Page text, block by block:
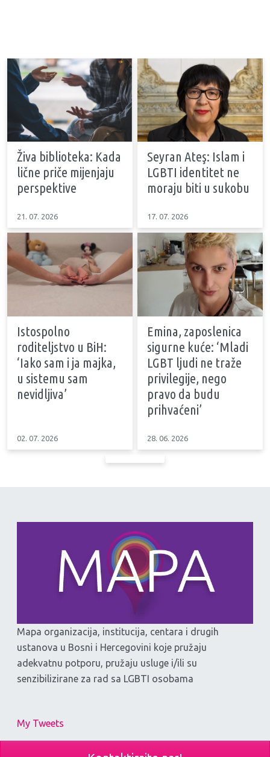
Živa biblioteka: Kada
lične priče mijenjaju
perspektive
21. 07. 2026
Seyran Ateş: Islam i
LGBTI identitet ne
moraju biti u sukobu
17. 07. 2026
Istospolno
roditeljstvo u BiH:
‘Iako sam i ja majka,
u sistemu sam
nevidljiva’
02. 07. 2026
Emina, zaposlenica
sigurne kuće: ‘Mladi
LGBT ljudi ne traže
privilegije, nego
pravo da budu
prihvaćeni’
28. 06. 2026
Mapa organizacija, institucija, centara i drugih
ustanova u Bosni i Hercegovini koje pružaju
adekvatnu potporu, pružaju usluge i/ili su
senzibilizirane za rad sa LGBTI osobama
My Tweets